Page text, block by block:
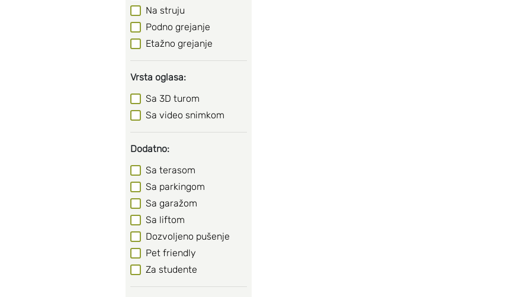
Na struju
Podno grejanje
Etažno grejanje
Vrsta oglasa:
Sa 3D turom
Sa video snimkom
Dodatno:
Sa terasom
Sa parkingom
Sa garažom
Sa liftom
Dozvoljeno pušenje
Pet friendly
Za studente